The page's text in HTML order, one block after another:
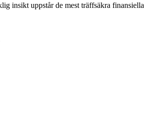
insikt uppstår de mest träffsäkra finansiella